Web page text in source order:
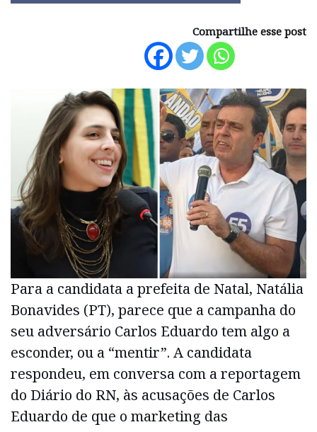
Compartilhe esse post
Para a candidata a prefeita de Natal, Natália
Bonavides (PT), parece que a campanha do
seu adversário Carlos Eduardo tem algo a
esconder, ou a “mentir”. A candidata
respondeu, em conversa com a reportagem
do Diário do RN, às acusações de Carlos
Eduardo de que o marketing das